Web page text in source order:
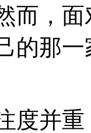
而，
的那
度并重